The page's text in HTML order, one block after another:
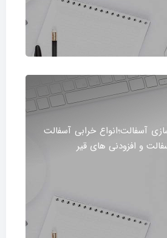
آسفالت؛انواع خرابی آسفالت
و افزودنی های قیر